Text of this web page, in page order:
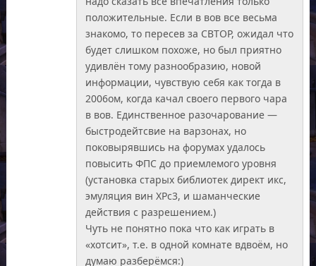
положительные. Если в вов все весьма
знакомо, то пересев за СВТОР, ожидал что
будет слишком похоже, но был приятно
удивлён тому разнообразию, новой
информации, чувствую себя как тогда в
2006ом, когда качал своего первого чара
в вов. Единственное разочарование —
быстродейтсвие на варзонах, но
поковырявшись на форумах удалось
повысить ФПС до приемлемого уровня
(установка старых библиотек директ икс,
эмуляция вин ХРс3, и шаманческие
действия с разрешением.)
Чуть не понятно пока что как играть в
«хотсит», т.е. в одной комнате вдвоём, но
думаю разберёмся:)